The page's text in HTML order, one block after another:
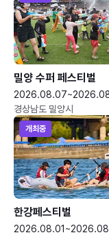
밀양 수퍼 페스티벌
경상남도 밀양시
개최중
한강페스티벌